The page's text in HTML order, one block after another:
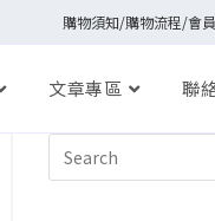
購物須知/購物流程/會
文章專區 聯